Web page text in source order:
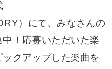
）にて、みなさんの
！応募いただいた楽
クアップした楽曲を